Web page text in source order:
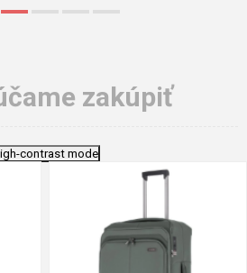
zakúpiť
contrast mode